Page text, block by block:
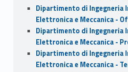
Dipartimento di Ingegneria
Elettronica e Meccanica -
Dipartimento di Ingegneria
Elettronica e Meccanica -
Dipartimento di Ingegneria
Elettronica e Meccanica -